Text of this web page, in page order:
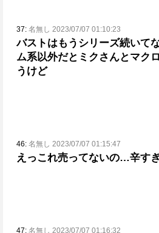
37: 名無し 2023/07/07 01:10:23
バストはもうシリーズ続いて
ム系以外だとミクさんとマク
うけど
46: 名無し 2023/07/07 01:15:47
えっこれ売ってないの…辛す
47: 名無し 2023/07/07 01:16:32